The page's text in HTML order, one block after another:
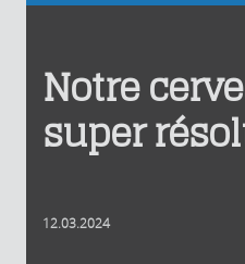
Notre
super
12.03.2024